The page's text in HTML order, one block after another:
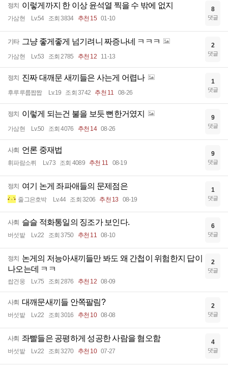
정치 이렇게까지 한 이상 윤석열 찍을 수 밖에 없지
가삼현 Lv.54 조회 3834 추천 15 01-10
8
댓글
기타 그냥 좋게좋게 넘기려니 짜증나네 ㅋㅋㅋ
가삼현 Lv.53 조회 2785 추천 12 11-13
2
댓글
정치 진짜 대깨문 새끼들은 사는게 어렵나
후루루룹짭짭 Lv.19 조회 3742 추천 11 08-26
1
댓글
정치 이렇게 되는건 불을 보듯 뻔한거였지
가삼현 Lv.50 조회 4076 추천 14 08-26
9
댓글
사회 언론 중재법
휘파람소뤼 Lv.73 조회 4089 추천 11 08-19
9
댓글
정치 여기 논게 좌파애들의 문제점은
줄그은호박 Lv.44 조회 3206 추천 13 08-19
1
댓글
사회 슬슬 적화통일의 징조가 보인다.
버섯밭 Lv.22 조회 3750 추천 11 08-10
6
댓글
정치
논게의 저능아새끼들만 봐도 왜 간첩이 위험한지 답이
나오는데 ㅋㅋ
쌉건웅 Lv.75 조회 2876 추천 12 08-09
2
댓글
사회 대깨문새끼들 안쪽팔림?
버섯밭 Lv.22 조회 3016 추천 10 08-08
2
댓글
사회 좌빨들은 공평하게 성공한 사람을 혐오함
버섯밭 Lv.22 조회 3270 추천 10 07-27
4
댓글